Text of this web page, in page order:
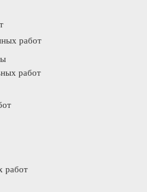
работ
работ
работ